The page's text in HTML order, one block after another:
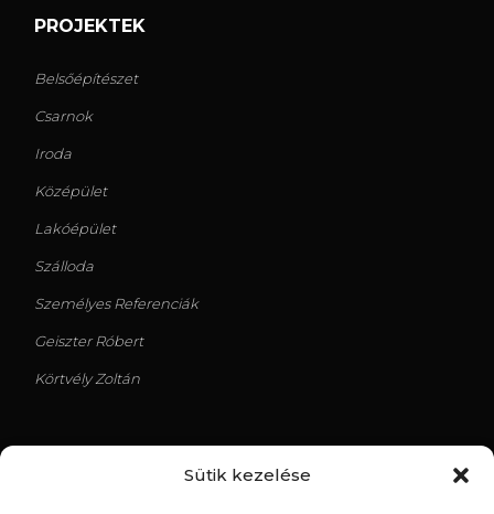
Sütik kezelése
PROJEKTEK
Belsőépítészet
Csarnok
Iroda
Középület
Lakóépület
Szálloda
Személyes Referenciák
Geiszter Róbert
Körtvély Zoltán